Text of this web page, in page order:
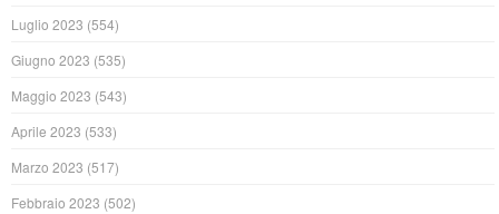
Luglio 2023 (554)
Giugno 2023 (535)
Maggio 2023 (543)
Aprile 2023 (533)
Marzo 2023 (517)
Febbraio 2023 (502)